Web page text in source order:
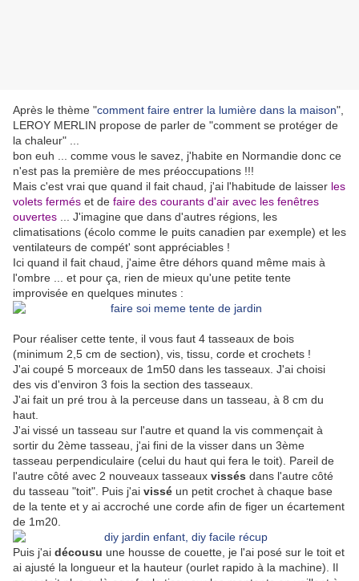
Après le thème "comment faire entrer la lumière dans la maison",
LEROY MERLIN propose de parler de "comment se protéger de
la chaleur" ...
bon euh ... comme vous le savez, j'habite en Normandie donc ce
n'est pas la première de mes préoccupations !!!
Mais c'est vrai que quand il fait chaud, j'ai l'habitude de laisser les
volets fermés et de faire des courants d'air avec les fenêtres
ouvertes ... J'imagine que dans d'autres régions, les
climatisations (écolo comme le puits canadien par exemple) et les
ventilateurs de compét' sont appréciables !
Ici quand il fait chaud, j'aime être déhors quand même mais à
l'ombre ... et pour ça, rien de mieux qu'une petite tente
improvisée en quelques minutes :
Pour réaliser cette tente, il vous faut 4 tasseaux de bois
(minimum 2,5 cm de section), vis, tissu, corde et crochets !
J'ai coupé 5 morceaux de 1m50 dans les tasseaux. J'ai choisi
des vis d'environ 3 fois la section des tasseaux.
J'ai fait un pré trou à la perceuse dans un tasseau, à 8 cm du
haut.
J'ai vissé un tasseau sur l'autre et quand la vis commençait à
sortir du 2ème tasseau, j'ai fini de la visser dans un 3ème
tasseau perpendiculaire (celui du haut qui fera le toit). Pareil de
l'autre côté avec 2 nouveaux tasseaux vissés dans l'autre côté
du tasseau "toit". Puis j'ai vissé un petit crochet à chaque base
de la tente et y ai accroché une corde afin de figer un écartement
de 1m20.
Puis j'ai décousu une housse de couette, je l'ai posé sur le toit et
ai ajusté la longueur et la hauteur (ourlet rapido à la machine). Il